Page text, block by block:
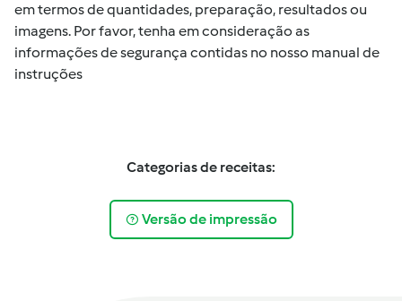
em termos de quantidades, preparação, resultados ou
imagens. Por favor, tenha em consideração as
informações de segurança contidas no nosso manual de
instruções
Categorias de receitas:
Versão de impressão